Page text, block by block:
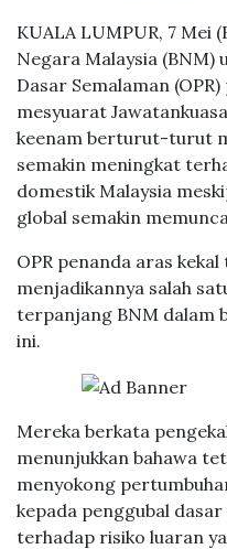
KUALA LUMPUR, 7 Mei
Negara Malaysia (BNM)
Dasar Semalaman
mesyuarat
keenam berturut-turut
semakin meningkat
domestik Malaysia
global semakin
OPR penanda aras
menjadikannya salah
terpanjang BNM dalam
ini.
Mereka berkata
menunjukkan bahawa
menyokong
kepada penggubal
terhadap risiko luaran